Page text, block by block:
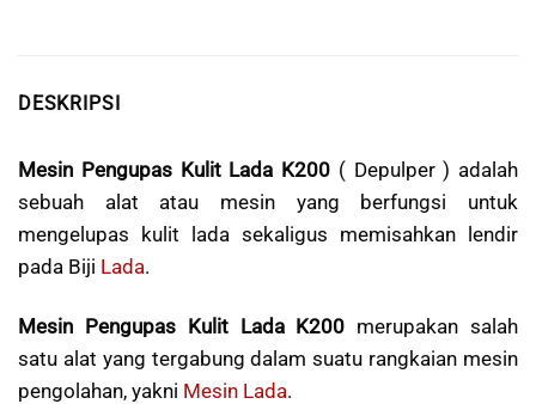
DESKRIPSI
Mesin Pengupas Kulit Lada K200 ( Depulper ) adalah
sebuah alat atau mesin yang berfungsi untuk
mengelupas kulit lada sekaligus memisahkan lendir
pada Biji Lada.
Mesin Pengupas Kulit Lada K200 merupakan salah
satu alat yang tergabung dalam suatu rangkaian mesin
pengolahan, yakni Mesin Lada.